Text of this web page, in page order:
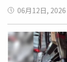
06月12日, 2026